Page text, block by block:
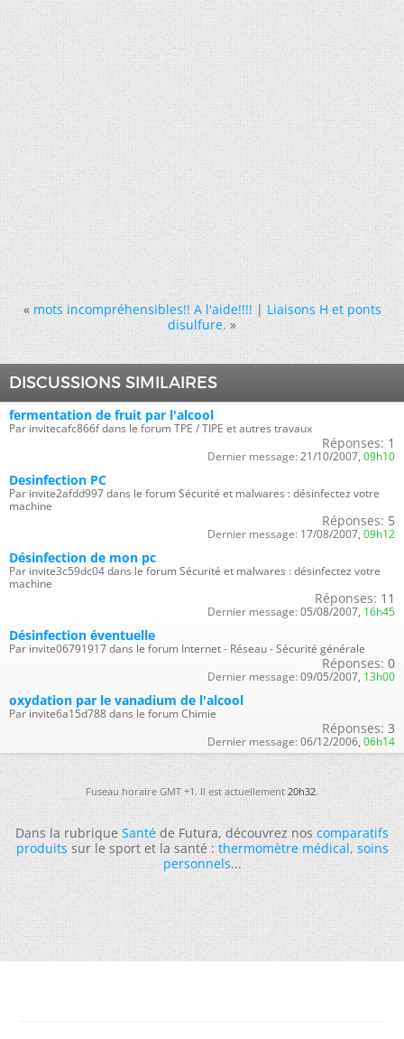
« mots incompréhensibles!! A l'aide!!!!|Liaisons H et ponts
disulfure. »
DISCUSSIONS SIMILAIRES
fermentation de fruit par l'alcool
Par invitecafc866f dans le forum TPE / TIPE et autres travaux
Réponses: 1
Dernier message: 21/10/2007, 09h10
Desinfection PC
Par invite2afdd997 dans le forum Sécurité et malwares : désinfectez votre
machine
Réponses: 5
Dernier message: 17/08/2007, 09h12
Désinfection de mon pc
Par invite3c59dc04 dans le forum Sécurité et malwares : désinfectez votre
machine
Réponses: 11
Dernier message: 05/08/2007, 16h45
Désinfection éventuelle
Par invite06791917 dans le forum Internet - Réseau - Sécurité générale
Réponses: 0
Dernier message: 09/05/2007, 13h00
oxydation par le vanadium de l'alcool
Par invite6a15d788 dans le forum Chimie
Réponses: 3
Dernier message: 06/12/2006, 06h14
Fuseau horaire GMT +1. Il est actuellement20h32.
Dans la rubriqueSantéde Futura, découvrez noscomparatifs
produitssur le sport et la santé :thermomètre médical,soins
personnels...